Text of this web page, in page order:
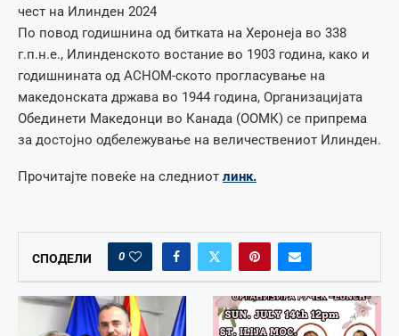
чест на Илинден 2024
По повод годишнина од битката на Херонеја во 338
г.п.н.е., Илинденското востание во 1903 година, како и
годишнината од АСНОМ-ското прогласување на
македонската држава во 1944 година, Организацијата
Обединети Македонци во Канада (ООМК) се припрема
за достојно одбележување на величествениот Илинден.
Прочитајте повеќе на следниот линк.
СПОДЕЛИ 0